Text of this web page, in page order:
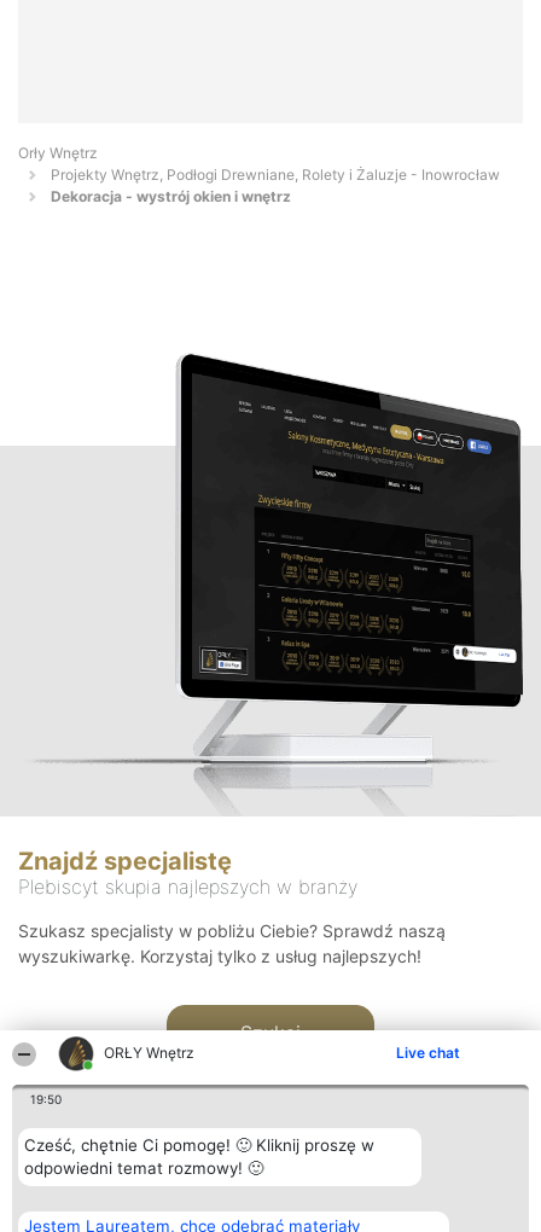
ORŁY Wnętrz Live chat
19:50
Cześć, chętnie Ci pomogę! 🙂 Kliknij proszę w
odpowiedni temat rozmowy! 🙂
Jestem Laureatem, chcę odebrać materiały
Orły Wnętrz
Projekty Wnętrz, Podłogi Drewniane, Rolety i Żaluzje - Inowrocław
Dekoracja - wystrój okien i wnętrz
Znajdź specjalistę
Plebiscyt skupia najlepszych w branży
Szukasz specjalisty w pobliżu Ciebie? Sprawdź naszą
wyszukiwarkę. Korzystaj tylko z usług najlepszych!
Szukaj
Organizator plebiscytu
Bright Side Solutions sp. z o.
Plebiscyt
Laureaci
Kontakt
Kontakt